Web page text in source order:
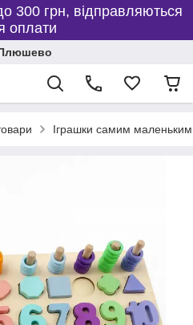
300 грн, відправляються
оплати
Плюшево
Іграшки самим маленьким